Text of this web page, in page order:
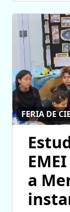
FERIA DE
a